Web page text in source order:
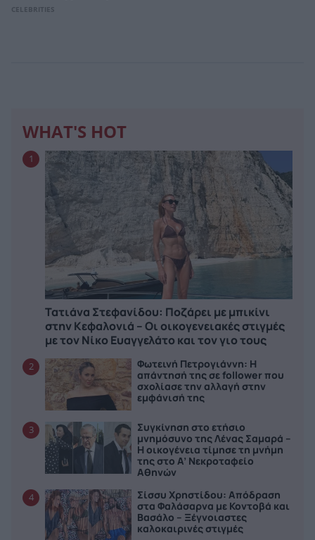
CELEBRITIES
WHAT'S HOT
1
Τατιάνα Στεφανίδου: Ποζάρει με μπικίνι
στην Κεφαλονιά – Οι οικογενειακές στιγμές
με τον Νίκο Ευαγγελάτο και τον γιο τους
2
Φωτεινή Πετρογιάννη: Η
απάντησή της σε follower που
σχολίασε την αλλαγή στην
εμφάνισή της
3
Συγκίνηση στο ετήσιο
μνημόσυνο της Λένας Σαμαρά –
Η οικογένεια τίμησε τη μνήμη
της στο Α’ Νεκροταφείο
Αθηνών
4
Σίσσυ Χρηστίδου: Απόδραση
στα Φαλάσαρνα με Κοντοβά και
Βασάλο – Ξέγνοιαστες
καλοκαιρινές στιγμές